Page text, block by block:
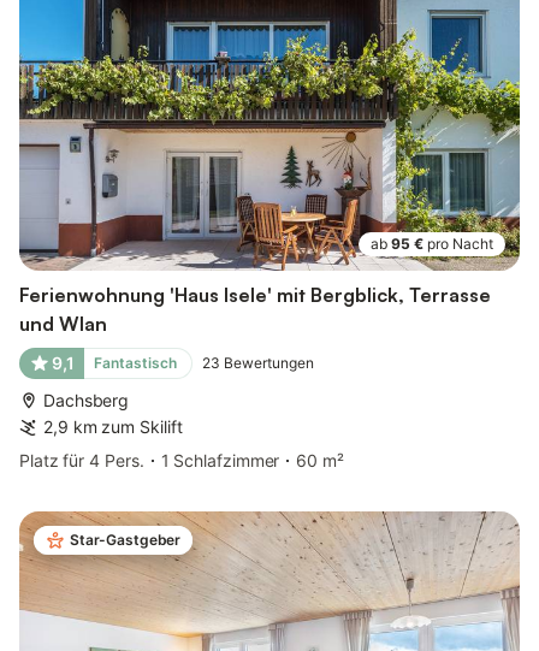
ab 95 € pro Nacht
Ferienwohnung 'Haus Isele' mit Bergblick, Terrasse
und Wlan
9,1 Fantastisch 23 Bewertungen
Dachsberg
2,9 km zum Skilift
Platz für 4 Pers.
1 Schlafzimmer 60 m²
Star-Gastgeber